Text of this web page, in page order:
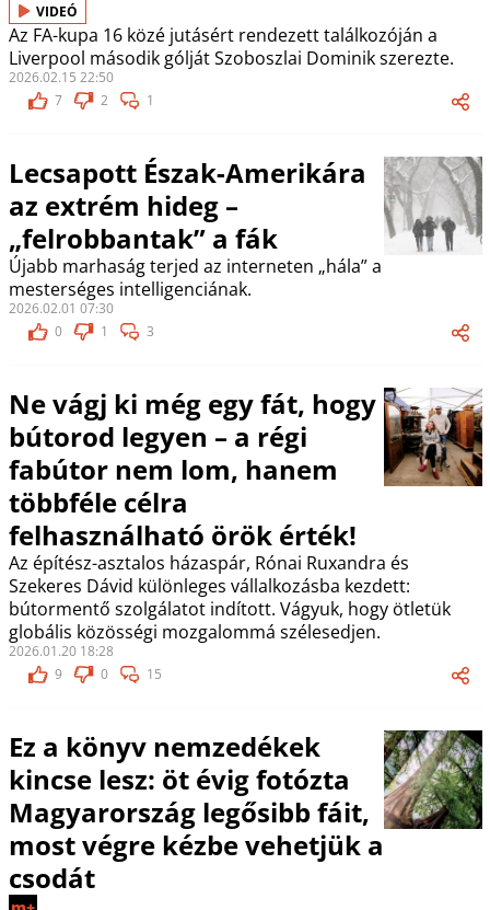
VIDEÓ
Az FA-kupa 16 közé jutásért rendezett találkozóján a
Liverpool második gólját Szoboszlai Dominik szerezte.
2026.02.15 22:50
7
2 1
Lecsapott Észak-Amerikára
az extrém hideg –
„felrobbantak” a fák
Újabb marhaság terjed az interneten „hála” a
mesterséges intelligenciának.
2026.02.01 07:30
0
1 3
Ne vágj ki még egy fát, hogy
bútorod legyen – a régi
fabútor nem lom, hanem
többféle célra
felhasználható örök érték!
Az építész-asztalos házaspár, Rónai Ruxandra és
Szekeres Dávid különleges vállalkozásba kezdett:
bútormentő szolgálatot indított. Vágyuk, hogy ötletük
globális közösségi mozgalommá szélesedjen.
2026.01.20 18:28
9
0 15
Ez a könyv nemzedékek
kincse lesz: öt évig fotózta
Magyarország legősibb fáit,
most végre kézbe vehetjük a
csodát